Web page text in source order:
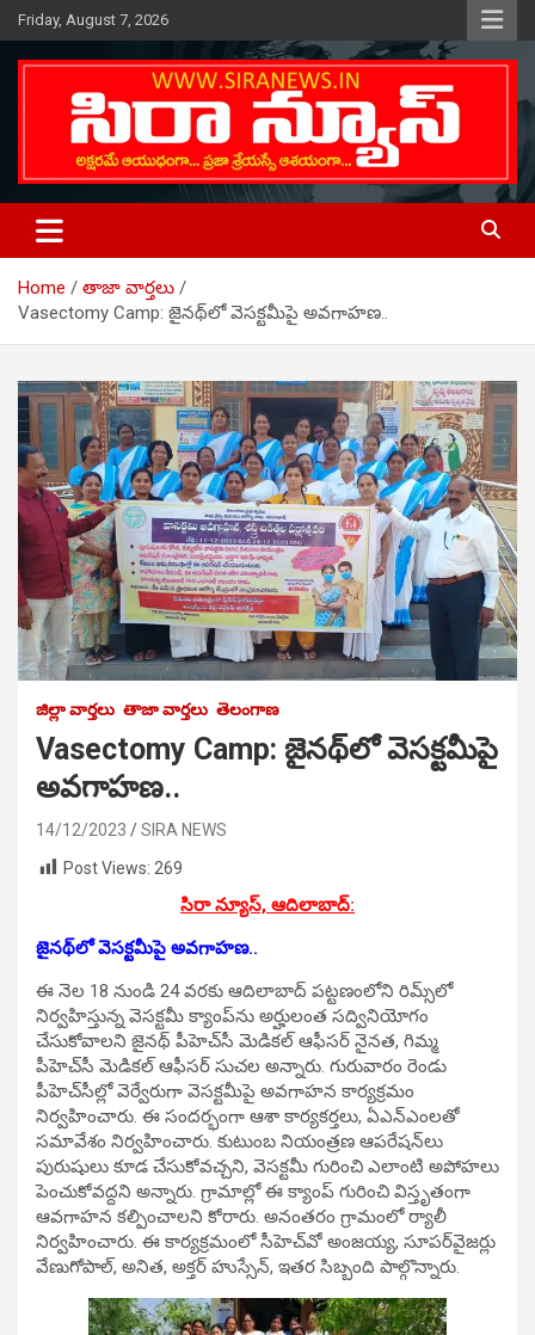
Skip
to
content
Friday, August 7, 2026
SIRA NEWS
Telugu Online News Daily
Home
తాజా వార్తలు
Vasectomy Camp: జైనథ్‌లో వెసక్టమీపై అవగాహణ..
జిల్లా వార్తలు తాజా వార్తలు తెలంగాణ
Vasectomy Camp: జైనథ్‌లో వెసక్టమీపై
అవగాహణ..
14/12/2023
SIRA NEWS
Post Views: 269
సిరా న్యూస్, ఆదిలాబాద్:
జైనథ్‌లో వెసక్టమీపై అవగాహణ..
ఈ నెల 18 నుండి 24 వరకు ఆదిలాబాద్‌ పట్టణంలోని రిమ్స్‌లో
నిర్వహిస్తున్న వెసక్టమీ క్యాంప్‌ను అర్హులంత సద్వినియోగం
చేసుకోవాలని జైనథ్‌ పీహెచ్‌సీ మెడికల్‌ ఆఫీసర్‌ నైనత, గిమ్మ
పీహెచ్‌సీ మెడికల్‌ ఆఫీసర్‌ సుచల అన్నారు. గురువారం రెండు
పీహెచ్‌సీల్లో వెర్వేరుగా వెసక్టమీపై అవగాహన కార్యక్రమం
నిర్వహించారు. ఈ సందర్భంగా ఆశా కార్యకర్తలు, ఏఎన్‌ఎంలతో
సమావేశం నిర్వహించారు. కుటుంబ నియంత్రణ ఆపరేషన్‌లు
పురుషులు కూడ చేసుకోవచ్చని, వెసక్టమీ గురించి ఎలాంటి అపోహలు
పెంచుకోవద్దని అన్నారు. గ్రామాల్లో ఈ క్యాంప్‌ గురించి విస్తృతంగా
ఆవగాహన కల్పించాలని కోరారు. అనంతరం గ్రామంలో ర్యాలీ
నిర్వహించారు. ఈ కార్యక్రమంలో సీహెచ్‌వో అంజయ్య, సూపర్‌వైజర్లు
వేణుగోపాల్, అనిత, అక్తర్‌ హుస్సేన్, ఇతర సిబ్బంది పాల్గొన్నారు.